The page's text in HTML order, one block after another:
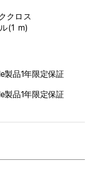
クロス
(1 m)
製品1年限定保証
製品1年限定保証